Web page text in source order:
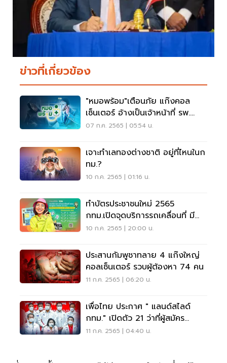
ข่าวที่เกี่ยวข้อง
"หมอพร้อม"เตือนภัย แก๊งคอล
เซ็นเตอร์ อ้างเป็นเจ้าหน้าที่ รพ.
อย่าหลงเชื่อ
07 ก.ค. 2565 | 05:54 น.
เจาะทำเลทองต่างชาติ อยู่ที่ไหนในก
ทม.?
10 ก.ค. 2565 | 01:16 น.
ทำบัตรประชาชนใหม่ 2565
กทม.เปิดจุดบริการรถเคลื่อนที่ มี
ที่ไหนบ้าง
10 ก.ค. 2565 | 20:00 น.
ประสานกัมพูชาทลาย 4 แก๊งใหญ่
คอลเซ็นเตอร์ รวบผู้ต้องหา 74 คน
11 ก.ค. 2565 | 06:20 น.
เพื่อไทย ประกาศ " แลนด์สไลด์
กทม." เปิดตัว 21 ว่าที่ผู้สมัคร
ส.ส.กทม.
11 ก.ค. 2565 | 04:40 น.